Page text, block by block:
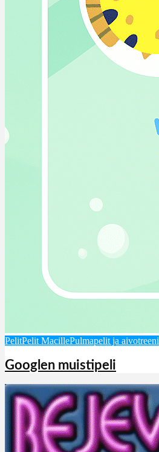
PelitPelit MacillePulmapelit ja aivotreeni
Googlen muistipeli